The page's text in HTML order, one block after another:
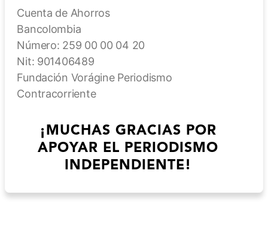
Cuenta de Ahorros
Bancolombia
Número: 259 00 00 04 20
Nit: 901406489
Fundación Vorágine Periodismo
Contracorriente
¡MUCHAS GRACIAS POR
APOYAR EL PERIODISMO
INDEPENDIENTE!